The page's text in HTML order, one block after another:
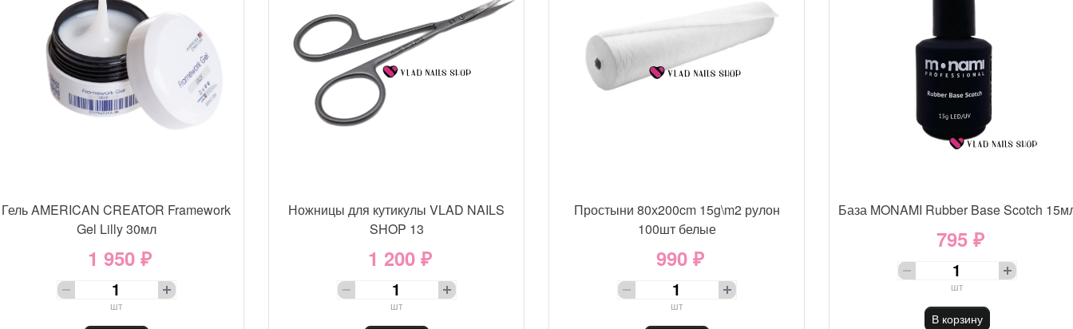
Гель AMERICAN CREATOR Framework
Gel Lilly 30мл
1 950 ₽
шт
Ножницы для кутикулы VLAD NAILS
SHOP 13
1 200 ₽
шт
Простыни 80х200cm 15g\m2 рулон
100шт белые
990 ₽
шт
База MONAMI Rubber Base Scotch
795 ₽
шт
В корзину